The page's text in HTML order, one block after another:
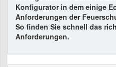
Konfigurator in dem einige
Anforderungen der
So finden Sie schnell das
Anforderungen.